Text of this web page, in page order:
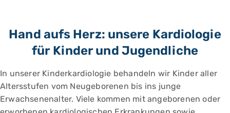
Hand aufs Herz: unsere Kardiologie
für Kinder und Jugendliche
In unserer Kinderkardiologie behandeln wir Kinder aller
Altersstufen vom Neugeborenen bis ins junge
Erwachsenenalter. Viele kommen mit angeborenen oder